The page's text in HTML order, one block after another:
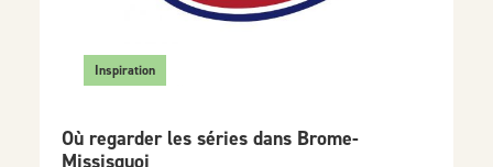
Inspiration
Où regarder les séries dans Brome-
Missisquoi